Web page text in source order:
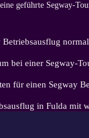
geführte Segway-
bei einer Segway-
für einen Segway
in Fulda mit